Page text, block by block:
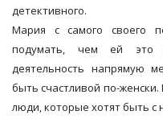
детективного.
Мария с самого своего
подумать, чем ей это
деятельность напрямую
быть счастливой по-
люди, которые хотят быть с